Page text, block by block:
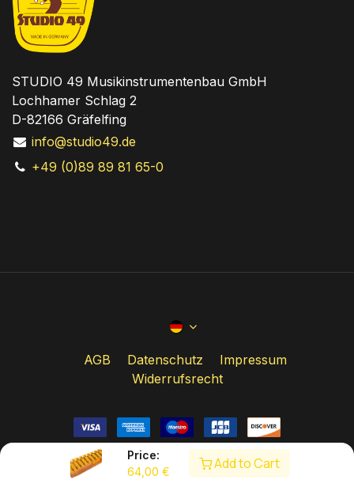
Price:
64,00 € Add to Cart
STUDIO 49 Musikinstrumentenbau GmbH
Lochhamer Schlag 2
D-82166 Gräfelfing
info@studio49.de
+49 (0)89 89 81 65-0
AGB Datenschutz
Impressum
Widerrufsrecht